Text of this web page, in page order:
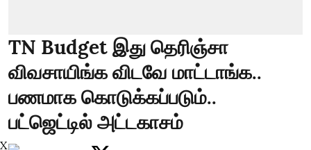
TN Budget இது தெரிஞ்சா
விவசாயிங்க விடவே மாட்டாங்க..
பணமாக கொடுக்கப்படும்..
பட்ஜெட்டில் அட்டகாசம்
X